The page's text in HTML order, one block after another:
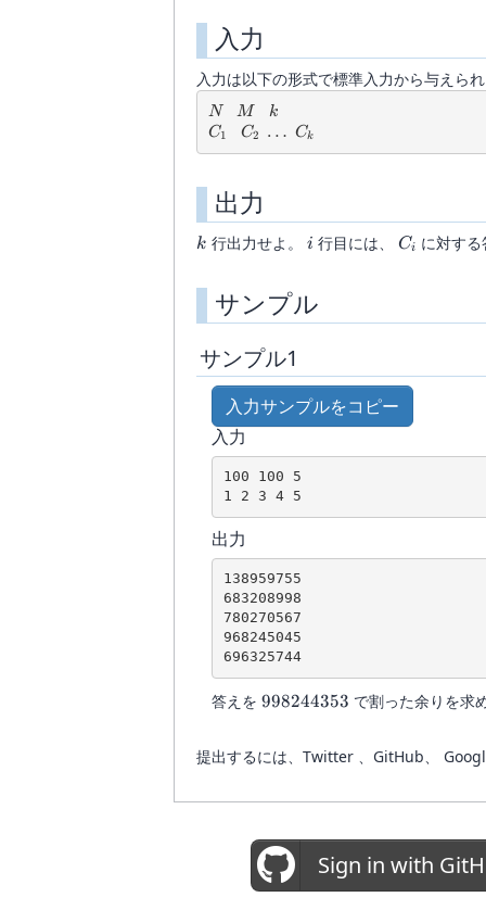
入力
入力は以下の形式で標準入力から与えら
N~~~M~~~k
N M k
C_{1} ~~~ C_{2} ~ \ldots ~ C_{k}
C1 C2 … Ck
出力
k
k 行出力せよ。 i
i 行目には、 C_{i}
Ci に対す
サンプル
サンプル1
入力サンプルをコピー
入力
100 100 5
1 2 3 4 5
出力
138959755
683208998
780270567
968245045
696325744
答えを 998244353
998244353 で割った余りを求
提出するには、Twitter 、GitHub、
Sign in with